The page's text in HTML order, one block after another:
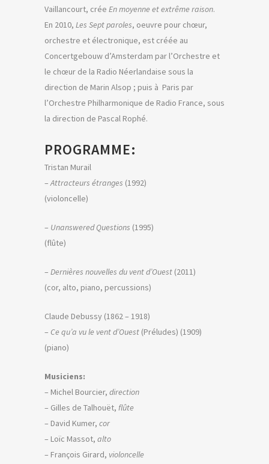
Vaillancourt, crée En moyenne et extrême raison.
En 2010, Les Sept paroles, oeuvre pour chœur,
orchestre et électronique, est créée au
Concertgebouw d’Amsterdam par l’Orchestre et
le chœur de la Radio Néerlandaise sous la
direction de Marin Alsop ; puis à Paris par
l’Orchestre Philharmonique de Radio France, sous
la direction de Pascal Rophé.
PROGRAMME:
Tristan Murail
–Attracteurs étranges (1992)
(violoncelle)
– Unanswered Questions (1995)
(flûte)
– Dernières nouvelles du vent d’Ouest (2011)
(cor, alto, piano, percussions)
Claude Debussy (1862 – 1918)
– Ce qu’a vu le vent d’Ouest (Préludes) (1909)
(piano)
Musiciens:
– Michel Bourcier, direction
– Gilles de Talhouët, flûte
– David Kumer, cor
– Loïc Massot, alto
– François Girard, violoncelle